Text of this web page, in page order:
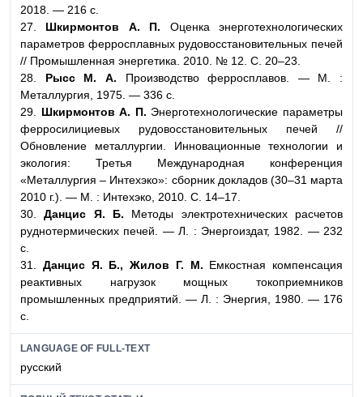
2018. — 216 с.
27. Шкирмонтов А. П. Оценка энерготехнологических
параметров ферросплавных рудовосстановительных печей
// Промышленная энергетика. 2010. № 12. С. 20–23.
28. Рысс М. А. Производство ферросплавов. — М. :
Металлургия, 1975. — 336 с.
29. Шкирмонтов А. П. Энерготехнологические параметры
ферросилициевых рудовосстановительных печей //
Обновление металлургии. Инновационные технологии и
экология: Третья Международная конференция
«Металлургия – Интехэко»: сборник докладов (30–31 марта
2010 г.). — М. : Интехэко, 2010. С. 14–17.
30.Данцис Я. Б. Методы электротехнических расчетов
руднотермических печей. — Л. : Энергоиздат, 1982. — 232
с.
31. Данцис Я. Б., Жилов Г. М. Емкостная компенсация
реактивных нагрузок мощных токоприемников
промышленных предприятий. — Л. : Энергия, 1980. — 176
с.
LANGUAGE OF FULL-TEXT
русский